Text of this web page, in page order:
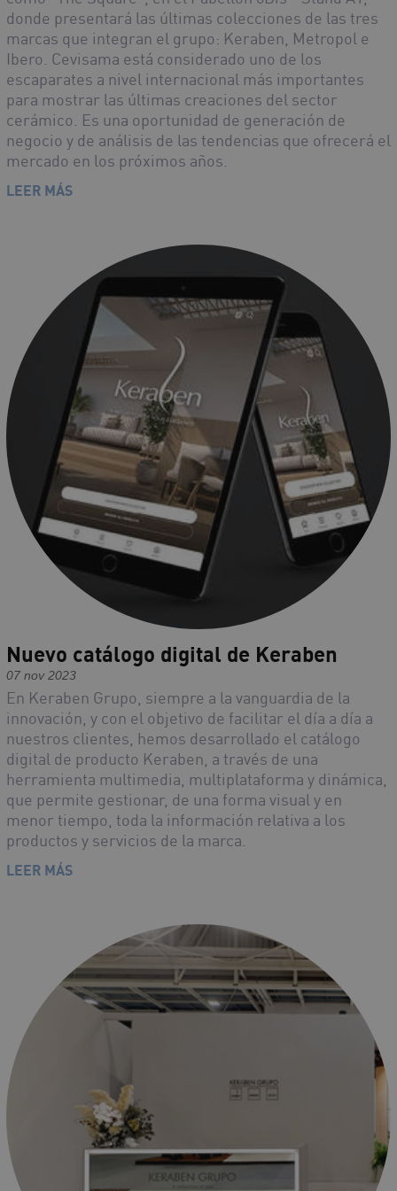
donde presentará las últimas colecciones de las tres
marcas que integran el grupo: Keraben, Metropol e
Ibero. Cevisama está considerado uno de los
escaparates a nivel internacional más importantes
para mostrar las últimas creaciones del sector
cerámico. Es una oportunidad de generación de
negocio y de análisis de las tendencias que ofrecerá el
mercado en los próximos años.
LEER MÁS
Nuevo catálogo digital de Keraben
07 nov 2023
En Keraben Grupo, siempre a la vanguardia de la
innovación, y con el objetivo de facilitar el día a día a
nuestros clientes, hemos desarrollado el catálogo
digital de producto Keraben, a través de una
herramienta multimedia, multiplataforma y dinámica,
que permite gestionar, de una forma visual y en
menor tiempo, toda la información relativa a los
productos y servicios de la marca.
LEER MÁS